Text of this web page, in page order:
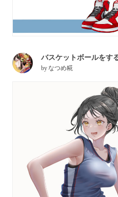
バスケットボールをす
by なつめ糀